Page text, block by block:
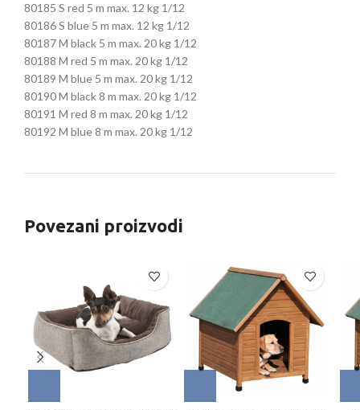
80185 S red 5 m max. 12 kg 1/12
80186 S blue 5 m max. 12 kg 1/12
80187 M black 5 m max. 20 kg 1/12
80188 M red 5 m max. 20 kg 1/12
80189 M blue 5 m max. 20 kg 1/12
80190 M black 8 m max. 20 kg 1/12
80191 M red 8 m max. 20 kg 1/12
80192 M blue 8 m max. 20 kg 1/12
Povezani proizvodi